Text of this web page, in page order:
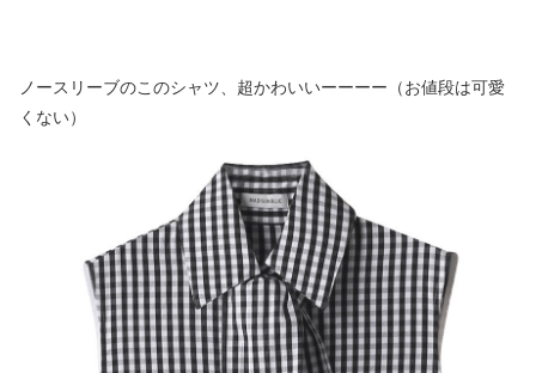
ノースリーブのこのシャツ、超かわいいーーーー（お値段は可愛
くない）